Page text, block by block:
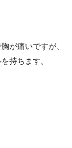
が痛いですが、
持ちます。